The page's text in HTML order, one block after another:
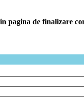
de finalizare